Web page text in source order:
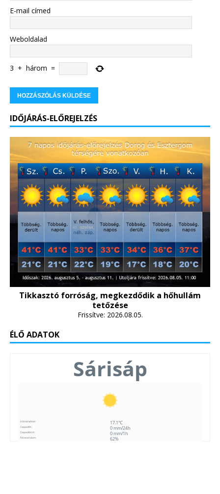
E-mail címed
Weboldalad
3 + három =
IDŐJÁRÁS-ELŐREJELZÉS
Tikkasztó forróság, megkezdődik a hőhullám
tetőzése
Frissítve: 2026.08.05.
ÉLŐ ADATOK